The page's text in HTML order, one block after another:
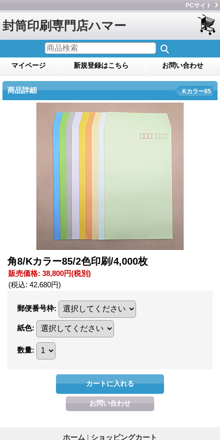
PCサイト
封筒印刷専門店ハマー
マイページ 新規登録はこちら お問い合わせ
商品詳細 Kカラー85
角8/Kカラー85/2色印刷/4,000枚
販売価格: 38,800円(税別)
(税込: 42,680円)
郵便番号枠:
紙色:
数量:
ホーム | ショッピングカート